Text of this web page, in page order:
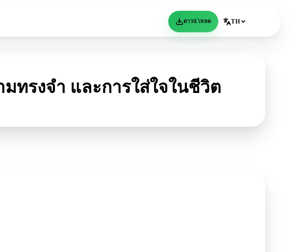
ดาวน์โหลด TH
ทรงจำ และการใส่ใจในชีวิต